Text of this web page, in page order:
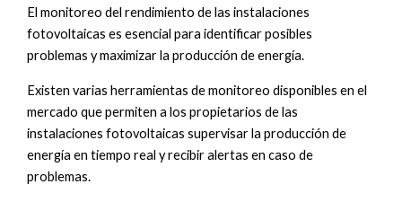
El monitoreo del rendimiento de las instalaciones
fotovoltaicas es esencial para identificar posibles
problemas y maximizar la producción de energía.
Existen varias herramientas de monitoreo disponibles en el
mercado que permiten a los propietarios de las
instalaciones fotovoltaicas supervisar la producción de
energía en tiempo real y recibir alertas en caso de
problemas.